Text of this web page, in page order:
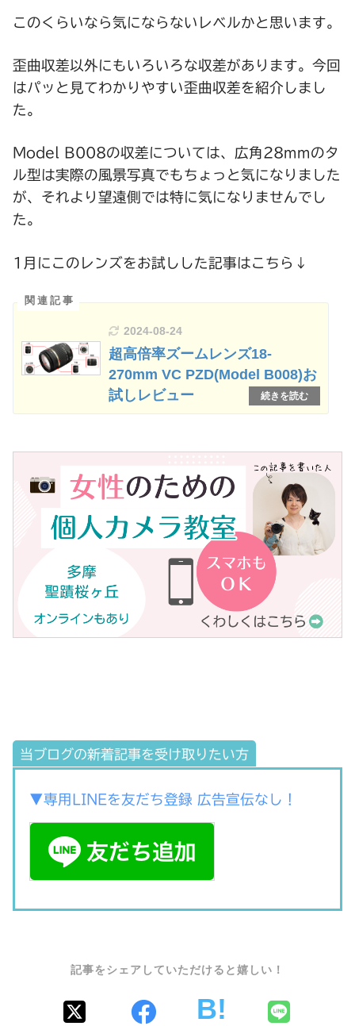
このくらいなら気にならないレベルかと思います。
歪曲収差以外にもいろいろな収差があります。今回
はパッと見てわかりやすい歪曲収差を紹介しまし
た。
Model B008の収差については、広角28mmのタ
ル型は実際の風景写真でもちょっと気になりました
が、それより望遠側では特に気になりませんでし
た。
1月にこのレンズをお試しした記事はこちら↓
2024-08-24
超高倍率ズームレンズ18-
270mm VC PZD(Model B008)お
試しレビュー
当ブログの新着記事を受け取りたい方
▼専用LINEを友だち登録 広告宣伝なし！